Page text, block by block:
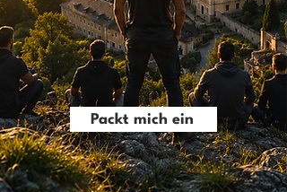
Packt mich ein